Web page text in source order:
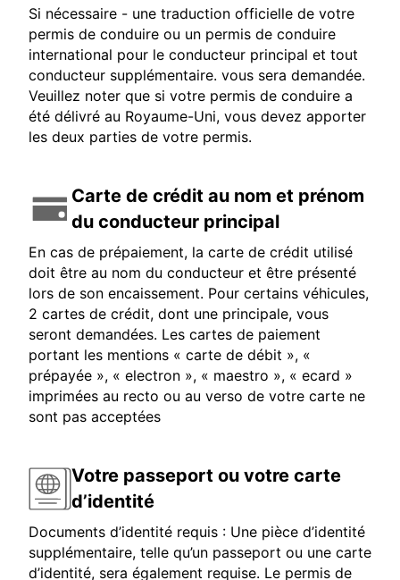
Si nécessaire - une traduction officielle de votre
permis de conduire ou un permis de conduire
international pour le conducteur principal et tout
conducteur supplémentaire. vous sera demandée.
Veuillez noter que si votre permis de conduire a
été délivré au Royaume-Uni, vous devez apporter
les deux parties de votre permis.
Carte de crédit au nom et prénom
du conducteur principal
En cas de prépaiement, la carte de crédit utilisé
doit être au nom du conducteur et être présenté
lors de son encaissement. Pour certains véhicules,
2 cartes de crédit, dont une principale, vous
seront demandées. Les cartes de paiement
portant les mentions « carte de débit », «
prépayée », « electron », « maestro », « ecard »
imprimées au recto ou au verso de votre carte ne
sont pas acceptées
Votre passeport ou votre carte
d’identité
Documents d’identité requis : Une pièce d’identité
supplémentaire, telle qu’un passeport ou une carte
d’identité, sera également requise. Le permis de